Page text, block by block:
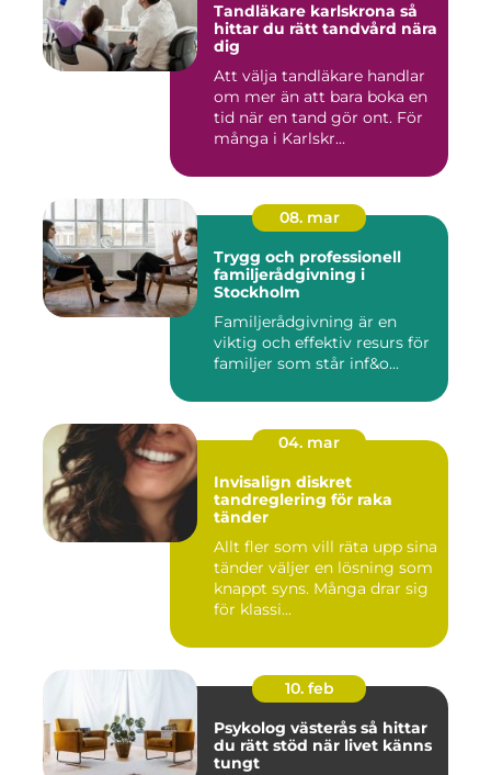
Tandläkare karlskrona så
hittar du rätt tandvård nära
dig
Att välja tandläkare handlar
om mer än att bara boka en
tid när en tand gör ont. För
många i Karlskr...
08. mar
Trygg och professionell
familjerådgivning i
Stockholm
Familjerådgivning är en
viktig och effektiv resurs för
familjer som står inf&o...
04. mar
Invisalign diskret
tandreglering för raka
tänder
Allt fler som vill räta upp sina
tänder väljer en lösning som
knappt syns. Många drar sig
för klassi...
10. feb
Psykolog västerås så hittar
du rätt stöd när livet känns
tungt